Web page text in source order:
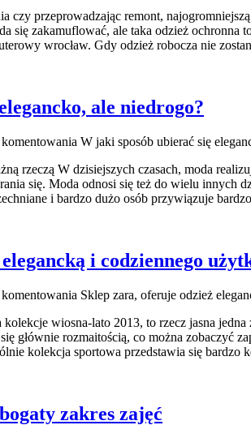
czy przeprowadzając remont,
się zakamuflować, ale taka odzież ochronna
wrocław. Gdy odzież robocza nie
ale niedrogo?
W jaki sposób ubierać się
rzeczą W dzisiejszych czasach, moda
się. Moda odnosi się też do wielu innych
i bardzo dużo osób przywiązuje
i codziennego
Sklep zara, oferuje odzież
wiosna-lato 2013, to rzecz jasna
głównie rozmaitością, co można zobaczyć
kolekcja sportowa przedstawia się
zakres zajęć